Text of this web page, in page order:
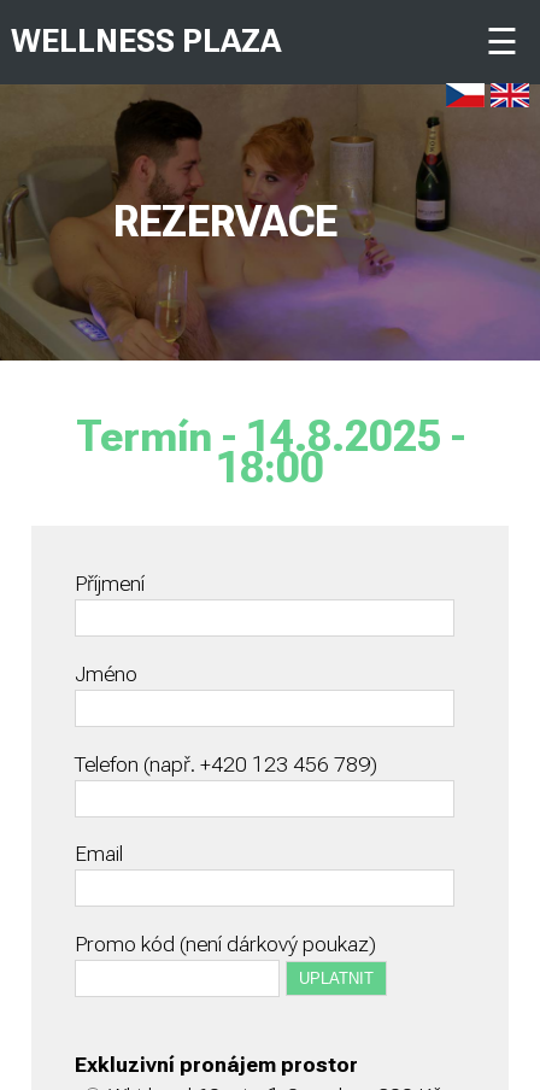
WELLNESS PLAZA ☰
REZERVACE
Termín - 14.8.2025 -
18:00
Příjmení
Jméno
Telefon (např. +420 123 456 789)
Email
Promo kód (není dárkový poukaz)
Exkluzivní pronájem prostor